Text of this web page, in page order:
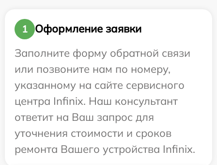
1
Оформление заявки
Заполните форму обратной связи
или позвоните нам по номеру,
указанному на сайте сервисного
центра Infinix. Наш консультант
ответит на Ваш запрос для
уточнения стоимости и сроков
ремонта Вашего устройства Infinix.